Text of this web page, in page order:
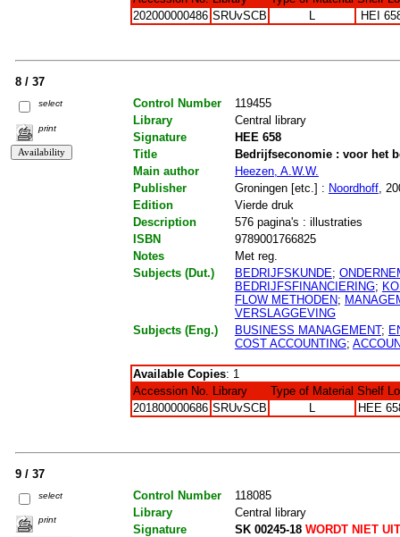
202000000486 SRUvSCB L HEI
8 / 37
select
print
Control Number
119455
Library
Central library
Signature
HEE 658
Title
Bedrijfseconomie : voor het
Main author
Heezen, A.W.W.
Publisher
Groningen [etc.] : Noordhoff,
Edition
Vierde druk
Description
576 pagina's : illustraties
ISBN
9789001766825
Notes
Met reg.
Subjects (Dut.)
BEDRIJFSKUNDE;
BEDRIJFSFINANCIERING;
FLOW METHODEN;
VERSLAGGEVING
Subjects (Eng.)
BUSINESS MANAGEMENT;
COST ACCOUNTING;
Available Copies: 1
Accession No. Library Type of Material Shelf
201800000686 SRUvSCB L HEE
9 / 37
select
print
Control Number
118085
Library
Central library
Signature
SK 00245-18WORDT NIET